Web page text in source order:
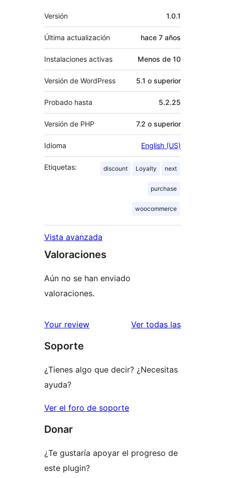
Meta
Versión 1.0.1
Última actualización hace 7 años
Instalaciones activas Menos de 10
Versión de WordPress 5.1 o superior
Probado hasta 5.2.25
Versión de PHP 7.2 o superior
Idioma English (US)
Etiquetas: discount Loyalty next
purchase
woocommerce
Vista avanzada
Valoraciones
Aún no se han enviado
valoraciones.
Your review Ver todas las
Soporte
¿Tienes algo que decir? ¿Necesitas
ayuda?
Ver el foro de soporte
Donar
¿Te gustaría apoyar el progreso de
este plugin?